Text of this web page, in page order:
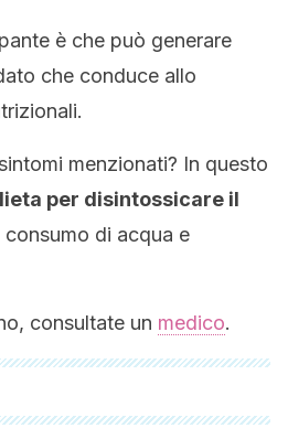
è che può generare
che conduce allo
menzionati? In questo
per disintossicare il
consumo di acqua e
consultate un medico.
esaminate a fondo dal nostro